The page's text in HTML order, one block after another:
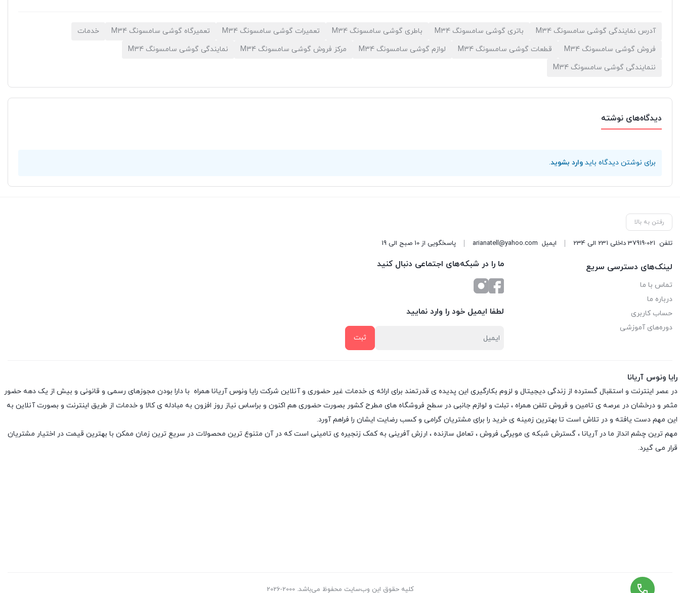
آدرس نمایندگی گوشی سامسونگ M34 باتری گوشی سامسونگ M34 باطری گوشی سامسونگ M34 تعمیرات گوشی سامسونگ M34 تعمیرگاه گوشی سامسونگ M34
خدمات
فروش گوشی سامسونگ M34
قطعات گوشی سامسونگ M34 لوازم گوشی سامسونگ M34 مرکز فروش گوشی سامسونگ M34
نمایندگی گوشی سامسونگ M34
ننمایندگی گوشی سامسونگ M34
دیدگاه‌های نوشته
برای نوشتن دیدگاه باید وارد بشوید.
رفتن به بالا
تلفن 37919-021 داخلی 231 الی 234 ایمیل arianatell@yahoo.com پاسخگویی از 10 صبح الی 19
لینک‌های دسترسی سریع
تماس با ما
درباره ما
حساب کاربری
دوره‌های آموزشی
ما را در شبکه‌های اجتماعی دنبال کنید
لطفا ایمیل خود را وارد نمایید
رایا ونوس آریانا
در عصر اینترنت و استقبال گسترده از زندگی دیجیتال و لزوم بکارگیری این پدیده ی قدرتمند برای ارائه ی خدمات غیر حضوری و آنلاین شرکت رایا ونوس آریانا همراه با دارا بودن مجوزهای رسمی و قانونی و بیش از یک دهه حضور
مثمر و درخشان در عرصه ی تامین و فروش تلفن همراه ، تبلت و لوازم جانبی در سطح فروشگاه های مطرح کشور بصورت حضوری هم اکنون و براساس نیاز روز افزون به مبادله ی کالا و خدمات از طریق اینترنت و بصورت آنلاین به
این مهم دست یافته و در تلاش است تا بهترین زمینه ی خرید را برای مشتریان گرامی و کسب رضایت ایشان را فراهم آورد.
مهم ترین چشم انداز ما در آریانا ، گسترش شبکه ی مویرگی فروش ، تعامل سازنده ، ارزش آفرینی به کمک زنجیره ی تامینی است که در آن متنوع ترین محصولات در سریع ترین زمان ممکن با بهترین قیمت در اختیار مشتریان
قرار می گیرد.
کلیه حقوق این وب‌سایت محفوظ می‌باشد. 2000-2026